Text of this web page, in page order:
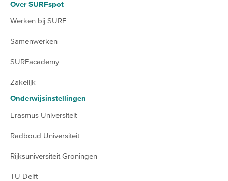
Over SURFspot
Werken bij SURF
Samenwerken
SURFacademy
Zakelijk
Onderwijsinstellingen
Erasmus Universiteit
Radboud Universiteit
Rijksuniversiteit Groningen
TU Delft